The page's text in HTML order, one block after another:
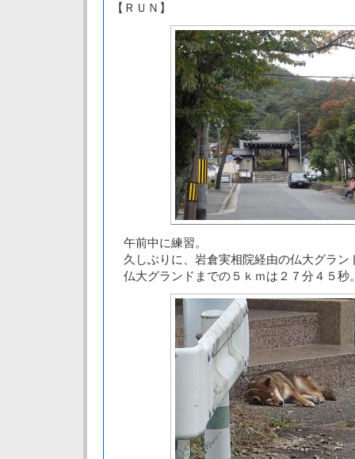
【ＲＵＮ】
午前中に練習。
久しぶりに、岩倉実相院経由の仏大グラン
仏大グランドまでの５ｋｍは２７分４５秒